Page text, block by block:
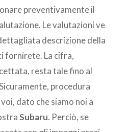
preventivamente il
Le valutazioni ve
descrizione della
fornirete. La cifra,
resta tale fino al
procedura
dato che siamo noi a
Subaru. Perciò, se